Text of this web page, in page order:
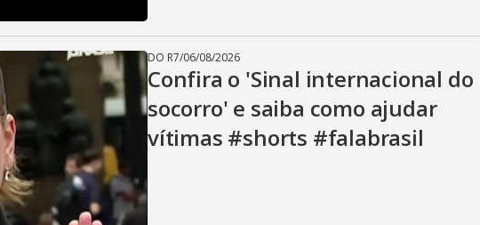
DO R7/06/08/2026
Confira o 'Sinal internacional do
socorro' e saiba como ajudar
vítimas #shorts #falabrasil